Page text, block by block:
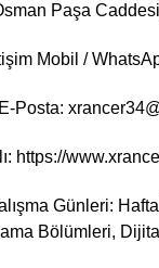
Paşa
Mobil /
Posta:
https://
Günleri:
Bölümleri,